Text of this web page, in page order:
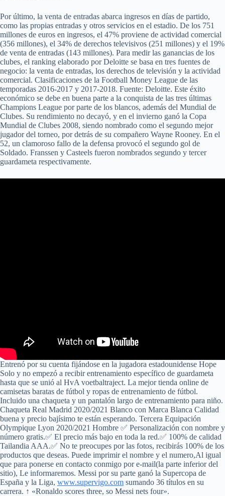
Por último, la venta de entradas abarca ingresos en días de partido,
como las propias entradas y otros servicios en el estadio. De los 751
millones de euros en ingresos, el 47% proviene de actividad comercial
(356 millones), el 34% de derechos televisivos (251 millones) y el 19%
de venta de entradas (143 millones). Para medir las ganancias de los
clubes, el ranking elaborado por Deloitte se basa en tres fuentes de
negocio: la venta de entradas, los derechos de televisión y la actividad
comercial. Clasificaciones de la Football Money League de las
temporadas 2016-2017 y 2017-2018. Fuente: Deloitte. Este éxito
económico se debe en buena parte a la conquista de las tres últimas
Champions League por parte de los blancos, además del Mundial de
Clubes. Su rendimiento no decayó, y en el invierno ganó la Copa
Mundial de Clubes 2008, siendo nombrado como el segundo mejor
jugador del torneo, por detrás de su compañero Wayne Rooney. En el
52, un clamoroso fallo de la defensa provocó el segundo gol de
Soldado. Franssen y Casteels fueron nombrados segundo y tercer
guardameta respectivamente.
Entrenó por su cuenta fijándose en la jugadora estadounidense Hope
Solo y no empezó a recibir entrenamiento específico de guardameta
hasta que se unió al HvA voetbaltraject. La mejor tienda online de
camisetas baratas de fútbol y ropas de entrenamiento de fútbol.
Incluido una chaqueta y un pantalón largo de entrenamiento para niño.
Chaqueta Real Madrid 2020/2021 Blanco con Marca Blanca Calidad
buena y precio bajísimo te están esperando. Tercera Equipación
Olympique Lyon 2020/2021 Hombre ✅ Personalización con nombre y
número gratis.✅ El precio más bajo en toda la red.✅ 100% de calidad
Tailandia AAA.✅ No te preocupes por las fotos, recibirás 100% de los
productos que deseas. Puede imprimir el nombre y el numero,Al igual
que para ponerse en contacto conmigo por e-mail(la parte inferior del
sitio), Le informaremos. Messi por su parte ganó la Supercopa de
España y la Liga, www.supervigo.com sumando 36 títulos en su
carrera. ↑ «Ronaldo scores three, so Messi nets four».